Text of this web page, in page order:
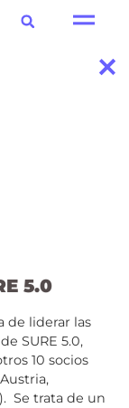
5.0
de liderar las
SURE 5.0,
10 socios
Se trata de un